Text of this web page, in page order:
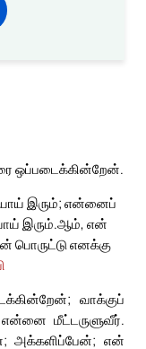
ஒப்படைக்கின்றேன்.
இரும்; என்னைப்
இரும்.ஆம், என்
பொருட்டு எனக்கு
வாக்குப்
மீட்டருளுவீர்.
அக்களிப்பேன்; என்